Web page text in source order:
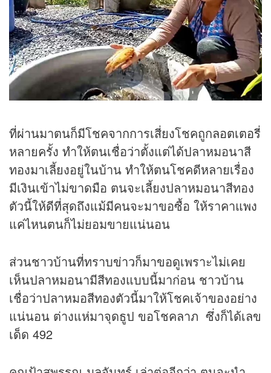
ที่ผ่านมาตนก็มีโชคจากการเสี่ยงโชคถูกลอตเตอรี่
หลายครั้ง ทำให้ตนเชื่อว่าตั้งแต่ได้ปลาหมอนาสี
ทองมาเลี้ยงอยู่ในบ้าน ทำให้ตนโชคดีหลายเรื่อง
มีเงินเข้าไม่ขาดมือ ตนจะเลี้ยงปลาหมอนาสีทอง
ตัวนี้ให้ดีที่สุดถึงแม้มีคนจะมาขอซื้อ ให้ราคาแพง
แค่ไหนตนก็ไม่ยอมขายแน่นอน
ส่วนชาวบ้านที่ทราบข่าวก็มาขอดูเพราะไม่เคย
เห็นปลาหมอนามีสีทองแบบนี้มาก่อน ชาวบ้าน
เชื่อว่าปลาหมอสีทองตัวนี้มาให้โชคเจ้าของอย่าง
แน่นอน ต่างแห่มาจุดธูป ขอโชคลาภ ซึ่งก็ได้เลข
เด็ด 492